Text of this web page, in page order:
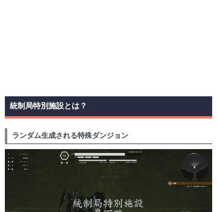
統制局特別施設とは？
ランダム生成される特殊ダンジョン